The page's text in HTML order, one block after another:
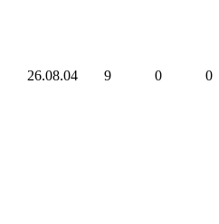
26.08.04 9 0 0